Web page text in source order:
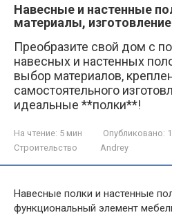
Навесные и настенные
материалы,
Преобразите свой дом с
навесных и настенных
выбор материалов,
самостоятельного
идеальные **полки**!
На чтение: 5 мин Опубликовано:
Строительство
Andrey
Навесные полки и настенные
функциональный элемент